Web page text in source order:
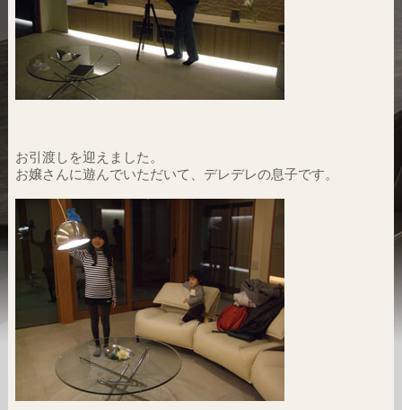
お引渡しを迎えました。
お嬢さんに遊んでいただいて、デレデレの息子です。